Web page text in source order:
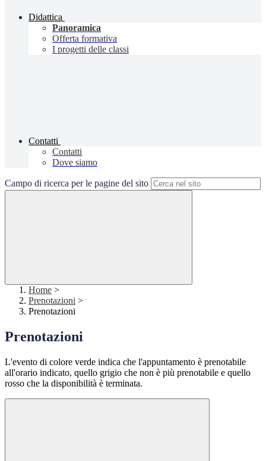
Didattica
Panoramica
Offerta formativa
I progetti delle classi
Contatti
Contatti
Dove siamo
Campo di ricerca per le pagine del sito
Home >
Prenotazioni >
Prenotazioni
Prenotazioni
L'evento di colore verde indica che l'appuntamento è prenotabile
all'orario indicato, quello grigio che non è più prenotabile e quello
rosso che la disponibilità è terminata.